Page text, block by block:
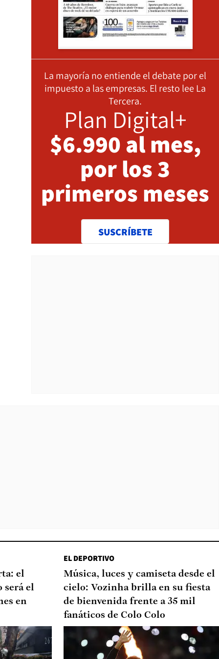
La mayoría no entiende el debate por el
impuesto a las empresas. El resto lee La
Tercera.
Plan Digital+
$6.990 al mes,
por los 3
primeros meses
SUSCRÍBETE
el
será el
en
EL DEPORTIVO
Música, luces y camiseta desde el
cielo: Vozinha brilla en su fiesta
de bienvenida frente a 35 mil
fanáticos de Colo Colo